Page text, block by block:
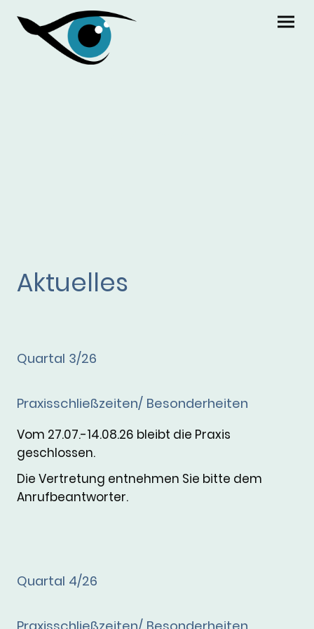
Aktuelles
Quartal 3/26
Praxisschließzeiten/ Besonderheiten
Vom 27.07.-14.08.26 bleibt die Praxis
geschlossen.
Die Vertretung entnehmen Sie bitte dem
Anrufbeantworter.
Quartal 4/26